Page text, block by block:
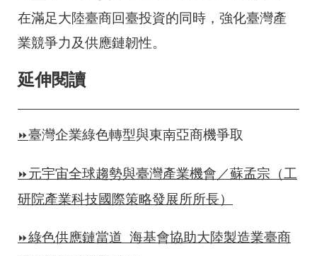
在滿足大陸臺商回臺投資的同時，強化臺灣產
業競爭力及供應鏈韌性。
延伸閱讀
⏩臺灣企業綠色轉型與東南亞商機爭取
⏩元宇宙全球趨勢與臺灣產業機會／蘇孟宗（工
研院產業科技國際策略發展所所長）
⏩綠色供應鏈當道 海基會協助大陸製造業臺商